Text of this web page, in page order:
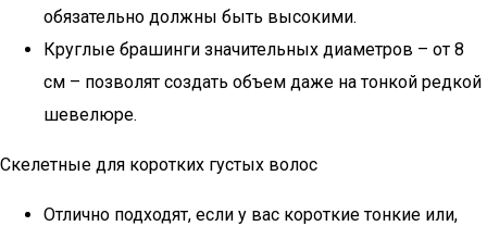
обязательно должны быть высокими.
Круглые брашинги значительных диаметров – от 8
см – позволят создать объем даже на тонкой редкой
шевелюре.
Скелетные для коротких густых волос
Отлично подходят, если у вас короткие тонкие или,